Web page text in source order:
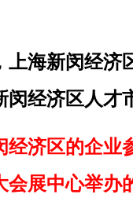
上海新闵经济
闵经济区人才
经济区的企业
会展中心举办